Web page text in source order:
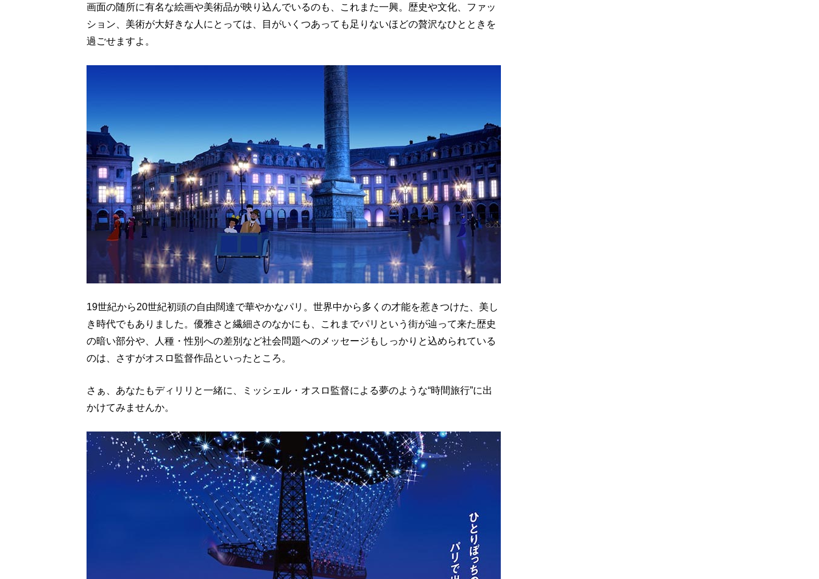
画面の随所に有名な絵画や美術品が映り込んでいるのも、これまた一興。歴史や文化、ファッ
ション、美術が大好きな人にとっては、目がいくつあっても足りないほどの贅沢なひとときを
過ごせますよ。
19世紀から20世紀初頭の自由闊達で華やかなパリ。世界中から多くの才能を惹きつけた、美し
き時代でもありました。優雅さと繊細さのなかにも、これまでパリという街が辿って来た歴史
の暗い部分や、人種・性別への差別など社会問題へのメッセージもしっかりと込められている
のは、さすがオスロ監督作品といったところ。
さぁ、あなたもディリリと一緒に、ミッシェル・オスロ監督による夢のような“時間旅行”に出
かけてみませんか。